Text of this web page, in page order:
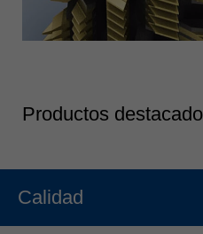
Productos
Calidad